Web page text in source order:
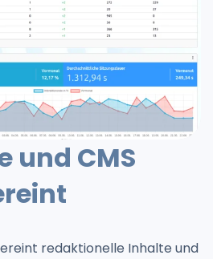
und CMS
redaktionelle Inhalte und